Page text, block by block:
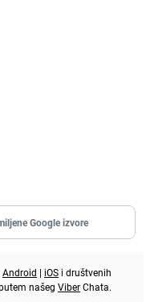
Google izvore
Android | iOS i društvenih
našeg ViberChata.